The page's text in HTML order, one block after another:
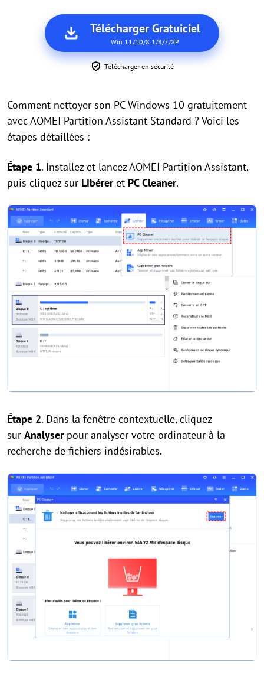
Télécharger Gratuiciel
Win 11/10/8.1/8/7/XP
Télécharger en sécurité
Comment nettoyer son PC Windows 10 gratuitement
avec AOMEI Partition Assistant Standard ? Voici les
étapes détaillées :
Étape 1. Installez et lancez AOMEI Partition Assistant,
puis cliquez sur Libéreret PC Cleaner.
Étape 2. Dans la fenêtre contextuelle, cliquez
sur Analyser pour analyser votre ordinateur à la
recherche de fichiers indésirables.